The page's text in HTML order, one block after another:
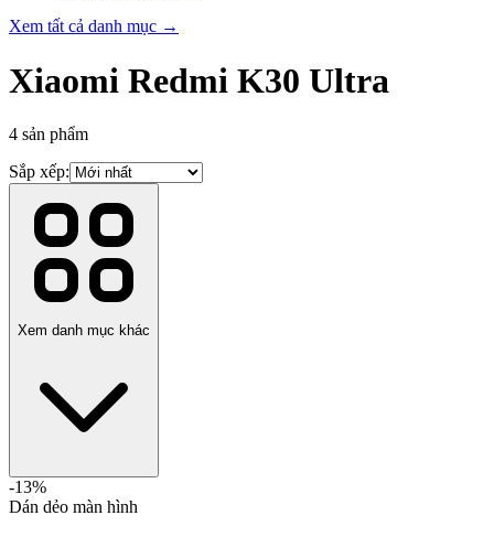
Xem tất cả danh mục →
Xiaomi Redmi K30 Ultra
4 sản phẩm
Sắp xếp:
Xem danh mục khác
-13%
Dán dẻo màn hình